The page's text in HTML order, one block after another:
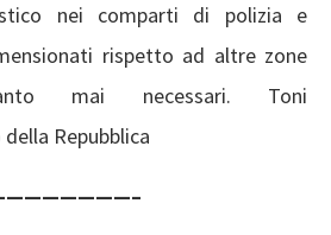
nei comparti di polizia e
rispetto ad altre zone
mai necessari. Toni
Repubblica